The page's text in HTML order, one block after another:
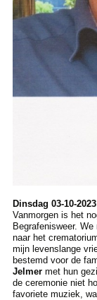
Dinsdag 03-10-2023
Vanmorgen is het
Begrafenisweer.
naar het
mijn levenslange
bestemd voor de
Jelmermet hun
de ceremonie niet
favoriete muziek,